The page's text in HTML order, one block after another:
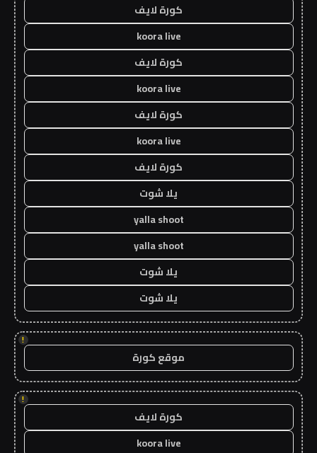
كورة لايف
koora live
كورة لايف
koora live
كورة لايف
koora live
كورة لايف
يلا شوت
yalla shoot
yalla shoot
يلا شوت
يلا شوت
!
موقع كورة
!
كورة لايف
koora live